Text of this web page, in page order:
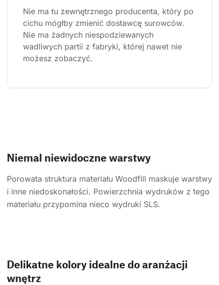
Nie ma tu zewnętrznego producenta, który po
cichu mógłby zmienić dostawcę surowców.
Nie ma żadnych niespodziewanych
wadliwych partii z fabryki, której nawet nie
możesz zobaczyć.
Niemal niewidoczne warstwy
Porowata struktura materiału Woodfill maskuje warstwy
i inne niedoskonałości. Powierzchnia wydruków z tego
materiału przypomina nieco wydruki SLS.
Delikatne kolory idealne do aranżacji
wnętrz